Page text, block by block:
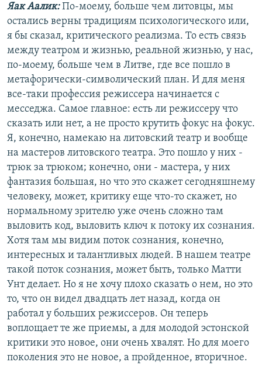
Яак Аалик:По-моему, больше чем литовцы, мы
остались верны традициям психологического или,
я бы сказал, критического реализма. То есть связь
между театром и жизнью, реальной жизнью, у нас,
по-моему, больше чем в Литве, где все пошло в
метафорически-символический план. И для меня
все-таки профессия режиссера начинается с
месседжа. Самое главное: есть ли режиссеру что
сказать или нет, а не просто крутить фокус на фокус.
Я, конечно, намекаю на литовский театр и вообще
на мастеров литовского театра. Это пошло у них -
трюк за трюком; конечно, они - мастера, у них
фантазия большая, но что это скажет сегодняшнему
человеку, может, критику еще что-то скажет, но
нормальному зрителю уже очень сложно там
выловить код, выловить ключ к потоку их сознания.
Хотя там мы видим поток сознания, конечно,
интересных и талантливых людей. В нашем театре
такой поток сознания, может быть, только Матти
Унт делает. Но я не хочу плохо сказать о нем, но это
то, что он видел двадцать лет назад, когда он
работал у больших режиссеров. Он теперь
воплощает те же приемы, а для молодой эстонской
критики это новое, они очень хвалят. Но для моего
поколения это не новое, а пройденное, вторичное.